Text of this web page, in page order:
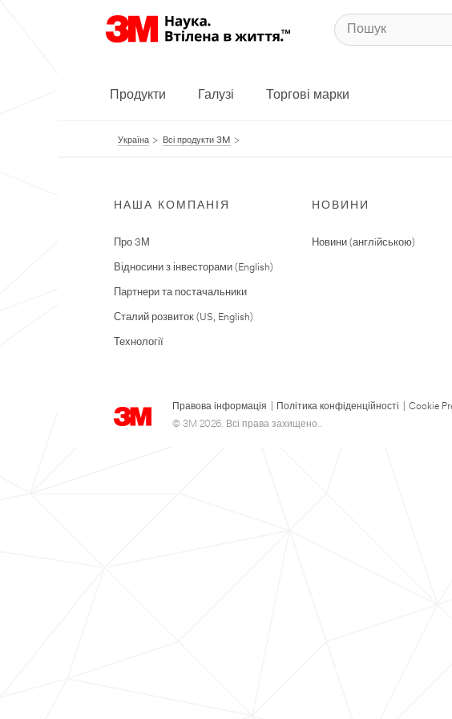
Продукти Галузі Торгові марки
Україна Всі продукти 3M
НАША КОМПАНІЯ
Про 3М
Відносини з інвесторами (English)
Партнери та постачальники
Сталий розвиток (US, English)
Технології
НОВИНИ
Новини (англiйською)
Правова інформація Політика конфіденційності
Cookie
© 3M 2026. Всі права захищено..